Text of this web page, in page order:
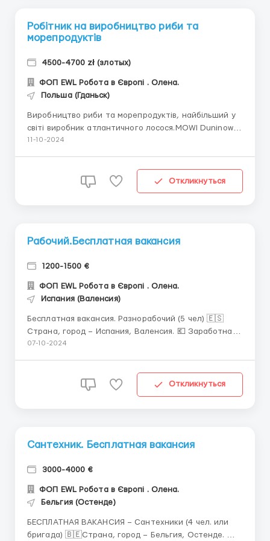
Робітник на виробництво риби та
морепродуктів
4500-4700 zł (злотых)
ФОП EWL Робота в Європі . Олена.
Польша (Гданьск)
Виробництво риби та морепродуктів, найбільший у
світі виробник атлантичного лосося.MOWI Duninowo.
Польща,Duninowo. Потрібні чоловіки, жінки, пари до
4500-4700 зл. нетто. - Передбачено доплату за нічні
11-10-2024
Откликнуться
Рабочий.Бесплатная вакансия
1200-1500 €
ФОП EWL Робота в Європі . Олена.
Испания (Валенсия)
Бесплатная вакансия. Разнорабочий (5 чел) 🇪🇸
Страна, город – Испания, Валенсия. 💶 Заработная
плата - 50-80€/день - зависит от качества
час обеда/день. 🏘 Жильё –...
07-10-2024
Откликнуться
Сантехник. Бесплатная вакансия
3000-4000 €
ФОП EWL Робота в Європі . Олена.
Бельгия (Остенде)
БЕСПЛАТНАЯ ВАКАНСИЯ – Сантехники (4 чел. или
бригада) 🇧🇪Страна, город – Бельгия, Остенде. 💶